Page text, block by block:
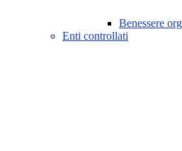
Benessere
Enti controllati